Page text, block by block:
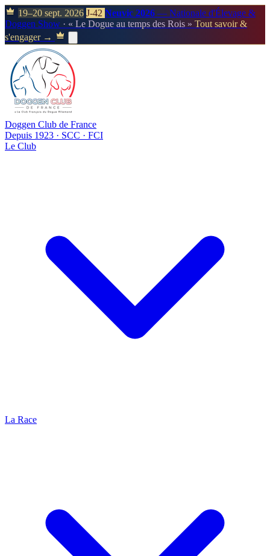
19–20 sept. 2026 J-42 Neuvic 2026 — Nationale d'Élevage &
Doggen Show · « Le Dogue au temps des Rois » Tout savoir &
s'engager →
Doggen Club de France
Depuis 1923 · SCC · FCI
Le Club
La Race